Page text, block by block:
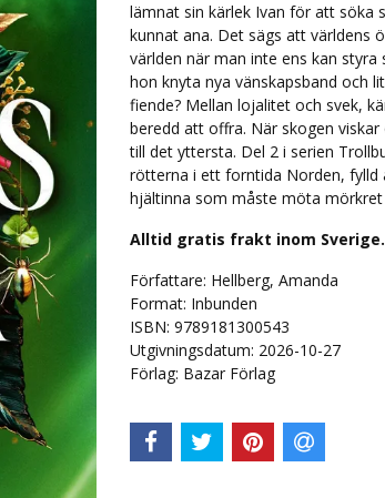
lämnat sin kärlek Ivan för att söka
kunnat ana. Det sägs att världens
världen när man inte ens kan
hon knyta nya vänskapsband och
fiende? Mellan lojalitet och svek,
beredd att offra. När skogen
till det yttersta. Del 2 i serien
rötterna i ett forntida Norden, fylld
hjältinna som måste möta
Alltid gratis frakt inom Sverige.
Författare: Hellberg, Amanda
Format: Inbunden
ISBN: 9789181300543
Utgivningsdatum: 2026-10-27
Förlag: Bazar Förlag